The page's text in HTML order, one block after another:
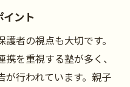
ント
者の視点も大切です。
を重視する塾が多く、
が行われています。親子